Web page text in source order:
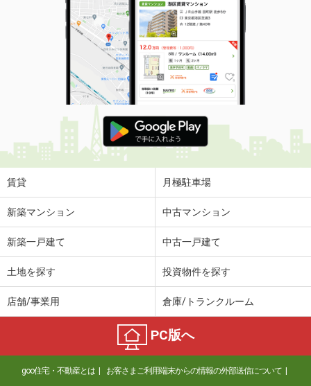
賃貸 月極駐車場
新築マンション 中古マンション
新築一戸建て 中古一戸建て
土地を探す 投資物件を探す
店舗/事業用 倉庫/トランクルーム
PC版へ
goo住宅・不動産とは お客さまご利用端末からの情報の外部送信について